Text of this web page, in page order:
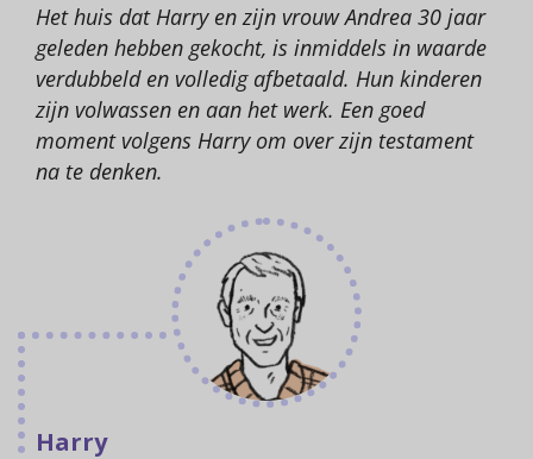
Het huis dat Harry en zijn vrouw Andrea 30 jaar
geleden hebben gekocht, is inmiddels in waarde
verdubbeld en volledig afbetaald. Hun kinderen
zijn volwassen en aan het werk. Een goed
moment volgens Harry om over zijn testament
na te denken.
Harry